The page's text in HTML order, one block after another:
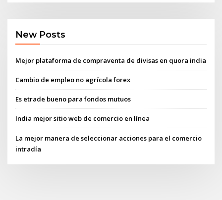
New Posts
Mejor plataforma de compraventa de divisas en quora india
Cambio de empleo no agrícola forex
Es etrade bueno para fondos mutuos
India mejor sitio web de comercio en línea
La mejor manera de seleccionar acciones para el comercio
intradía